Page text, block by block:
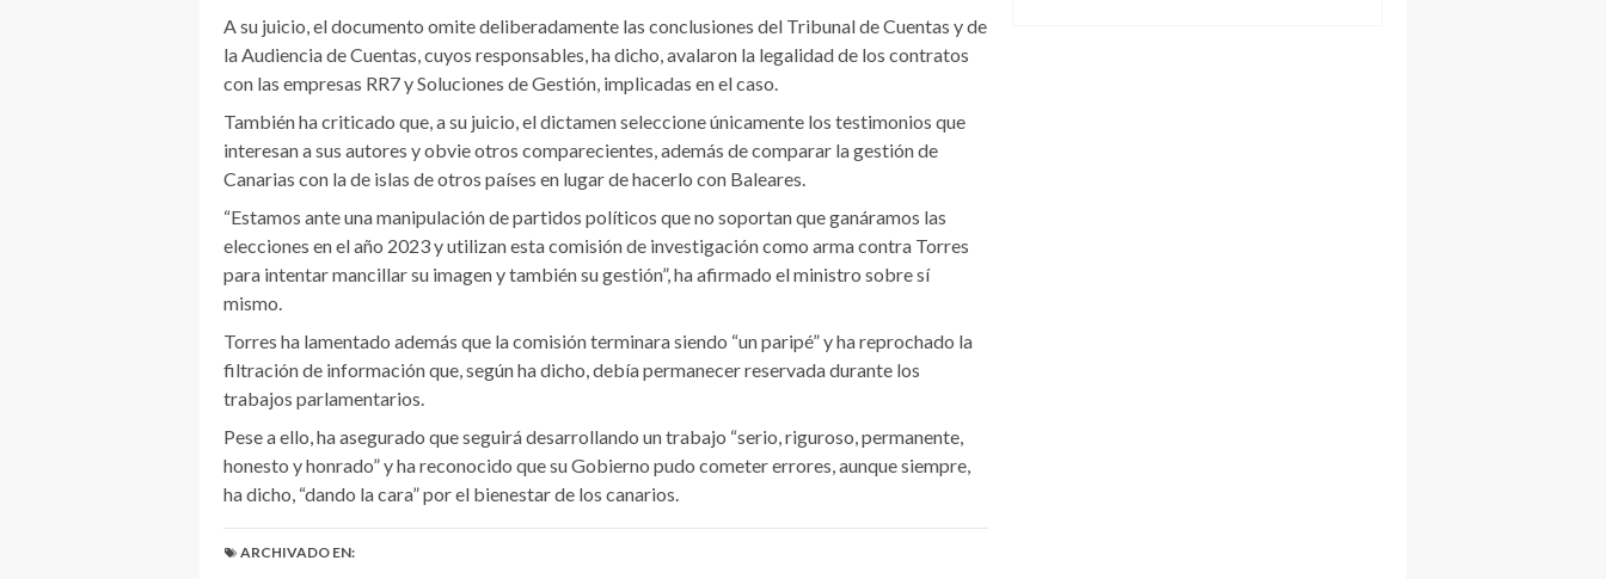
A su juicio, el documento omite deliberadamente las conclusiones del Tribunal de Cuentas y de
la Audiencia de Cuentas, cuyos responsables, ha dicho, avalaron la legalidad de los contratos
con las empresas RR7 y Soluciones de Gestión, implicadas en el caso.
También ha criticado que, a su juicio, el dictamen seleccione únicamente los testimonios que
interesan a sus autores y obvie otros comparecientes, además de comparar la gestión de
Canarias con la de islas de otros países en lugar de hacerlo con Baleares.
“Estamos ante una manipulación de partidos políticos que no soportan que ganáramos las
elecciones en el año 2023 y utilizan esta comisión de investigación como arma contra Torres
para intentar mancillar su imagen y también su gestión”, ha afirmado el ministro sobre sí
mismo.
Torres ha lamentado además que la comisión terminara siendo “un paripé” y ha reprochado la
filtración de información que, según ha dicho, debía permanecer reservada durante los
trabajos parlamentarios.
Pese a ello, ha asegurado que seguirá desarrollando un trabajo “serio, riguroso, permanente,
honesto y honrado” y ha reconocido que su Gobierno pudo cometer errores, aunque siempre,
ha dicho, “dando la cara” por el bienestar de los canarios.
ARCHIVADO EN: